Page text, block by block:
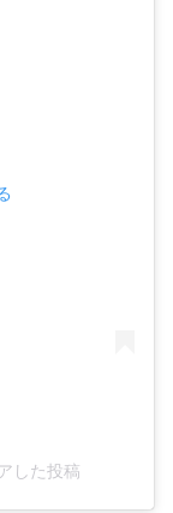
した投稿